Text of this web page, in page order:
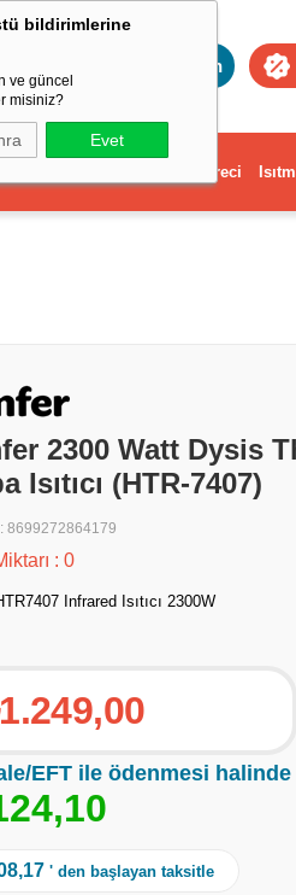
bildirimlerine
ve güncel
misiniz?
Evet
Toptan
Dekorasyon ve Ev Gereci
2300 Watt Dysis
Isıtıcı (HTR-7407)
: 8699272864179
: 0
Infrared Isıtıcı 2300W
EFT ile ödenmesi halinde
24,10
' den başlayan taksitle